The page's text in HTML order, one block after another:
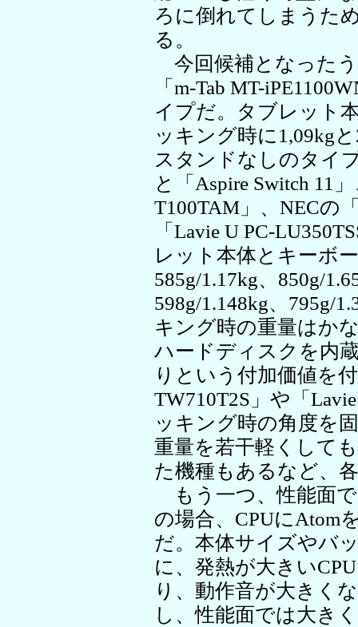
ろに倒れてしまうた
る。
今回候補となった
「m-Tab MT-
イプだ。タブレット
ッキング時に1,09kg
スタンドなしのタイ
と「Aspire Switch 11
T100TAM」、NECの
「Lavie U PC-
レット本体とキーボ
585g/1.17kg、850g/
598g/1.148kg、795g/
キング時の重量はか
ハードディスクを内
りという付加価値を
TW710T2S」や「
ッキング時の角度を
重量を若干軽くして
た機種もあるなど、
もう一つ、性能面
の場合、CPUにAtom
だ。本体サイズやバ
に、発熱が大きい
り、動作音が大きく
し、性能面では大き